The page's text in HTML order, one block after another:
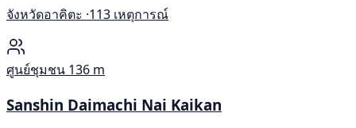
จังหวัดอาคิตะ ·113 เหตุการณ์
ศูนย์ชุมชน 136 m
Sanshin Daimachi Nai Kaikan